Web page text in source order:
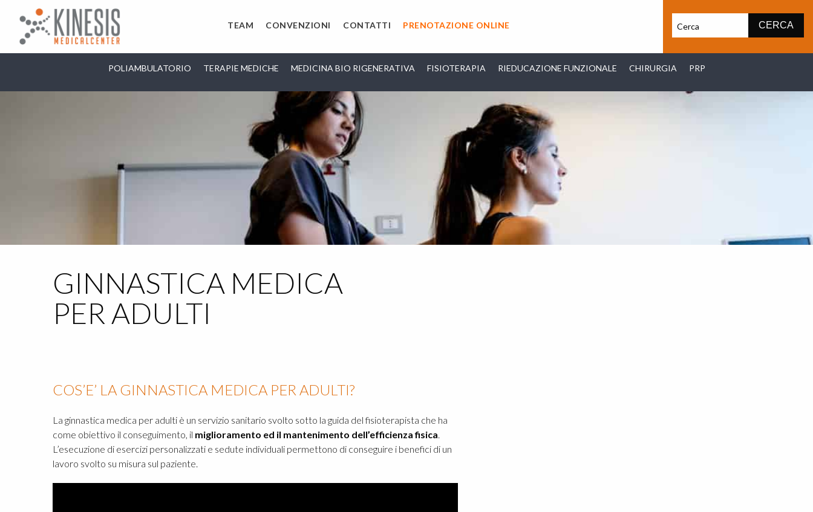
TEAM CONVENZIONI CONTATTI PRENOTAZIONE ONLINE
POLIAMBULATORIO TERAPIE MEDICHE MEDICINA BIO RIGENERATIVA FISIOTERAPIA RIEDUCAZIONE FUNZIONALE CHIRURGIA PRP
GINNASTICA MEDICA
PER ADULTI
COS’E’ LA GINNASTICA MEDICA PER ADULTI?
La ginnastica medica per adulti è un servizio sanitario svolto sotto la guida del fisioterapista che ha
come obiettivo il conseguimento, il miglioramento ed il mantenimento dell’efficienza fisica.
L’esecuzione di esercizi personalizzati e sedute individuali permettono di conseguire i benefici di un
lavoro svolto su misura sul paziente.